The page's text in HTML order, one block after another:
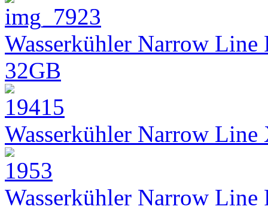
Wasserkühler Narrow
32GB
Wasserkühler Narrow
Wasserkühler Narrow Line